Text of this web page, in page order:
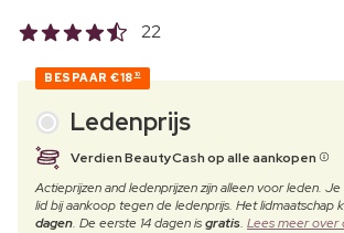
22
BESPAAR €18 10
Ledenprijs
Verdien BeautyCash op alle aankopen
Actieprijzen and ledenprijzen zijn alleen voor leden.
lid bij aankoop tegen de ledenprijs. Het lidmaatschap
dagen. De eerste 14 dagen isgratis. Lees meer over